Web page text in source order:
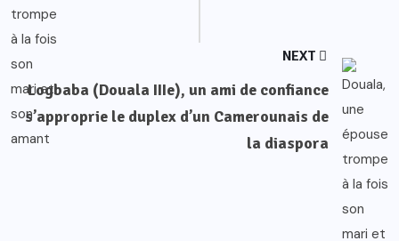
NEXT
Logbaba (Douala IIIe), un ami de confiance
s’approprie le duplex d’un Camerounais de
la diaspora